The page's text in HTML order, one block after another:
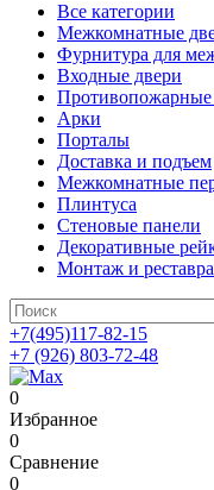
Все категории
Межкомнатные
Фурнитура для
Входные двери
Противопожарные
Арки
Порталы
Доставка и подъем
Межкомнатные
Плинтуса
Стеновые панели
Декоративные
Монтаж и
+7(495)117-82-15
+7 (926) 803-72-48
0
Избранное
0
Сравнение
0